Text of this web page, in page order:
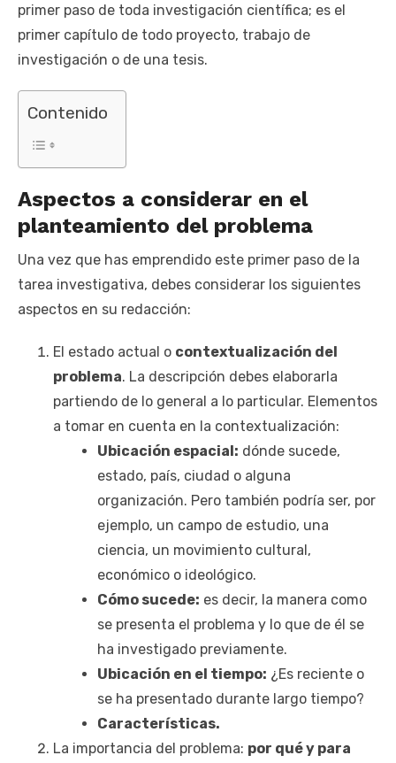
primer paso de toda investigación científica; es el
primer capítulo de todo proyecto, trabajo de
investigación o de una tesis.
Contenido
Aspectos a considerar en el
planteamiento del problema
Una vez que has emprendido este primer paso de la
tarea investigativa, debes considerar los siguientes
aspectos en su redacción:
El estado actual o contextualización del
problema. La descripción debes elaborarla
partiendo de lo general a lo particular. Elementos
a tomar en cuenta en la contextualización:
Ubicación espacial: dónde sucede,
estado, país, ciudad o alguna
organización. Pero también podría ser, por
ejemplo, un campo de estudio, una
ciencia, un movimiento cultural,
económico o ideológico.
Cómo sucede: es decir, la manera como
se presenta el problema y lo que de él se
ha investigado previamente.
Ubicación en el tiempo: ¿Es reciente o
se ha presentado durante largo tiempo?
Características.
La importancia del problema: por qué y para